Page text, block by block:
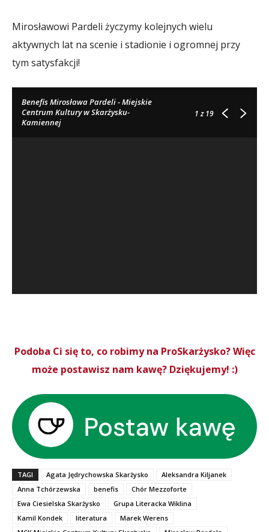
Mirosławowi Pardeli życzymy kolejnych wielu
aktywnych lat na scenie i stadionie i ogromnej przy
tym satysfakcji!
Benefis Mirosława Pardeli - Miejskie
Centrum Kultury w Skarżysku-
Kamiennej
1z 19
Podoba Ci się to, co robimy na ProSkarżysko? Więc
może postawisz nam kawę? Dziękujemy! :)
TAGI Agata Jędrychowska Skarżysko
Aleksandra Kiljanek
Anna Tchórzewska
benefis
Chór Mezzoforte
Ewa Ciesielska Skarżysko
Grupa Literacka Wiklina
Kamil Kondek
literatura
Marek Werens